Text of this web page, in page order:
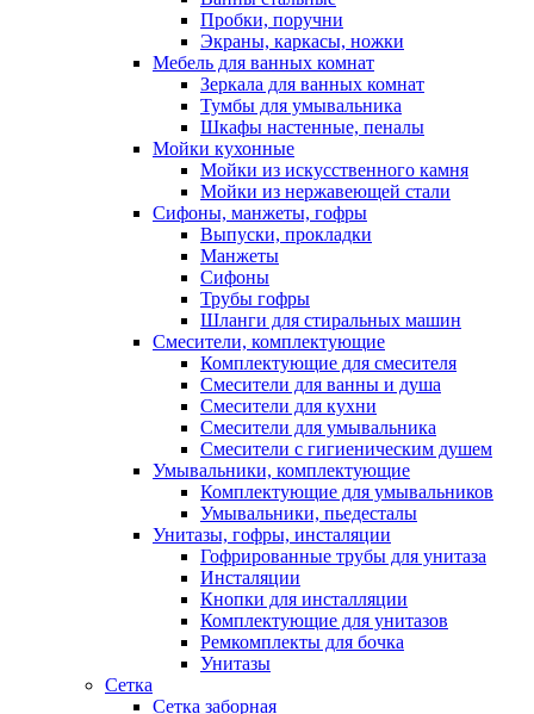
Пробки, поручни
Экраны, каркасы, ножки
Мебель для ванных комнат
Зеркала для ванных комнат
Тумбы для умывальника
Шкафы настенные, пеналы
Мойки кухонные
Мойки из искусственного камня
Мойки из нержавеющей стали
Сифоны, манжеты, гофры
Выпуски, прокладки
Манжеты
Сифоны
Трубы гофры
Шланги для стиральных машин
Смесители, комплектующие
Комплектующие для смесителя
Смесители для ванны и душа
Смесители для кухни
Смесители для умывальника
Смесители с гигиеническим душем
Умывальники, комплектующие
Комплектующие для умывальников
Умывальники, пьедесталы
Унитазы, гофры, инсталяции
Гофрированные трубы для унитаза
Инсталяции
Кнопки для инсталляции
Комплектующие для унитазов
Ремкомплекты для бочка
Унитазы
Сетка
Сетка заборная